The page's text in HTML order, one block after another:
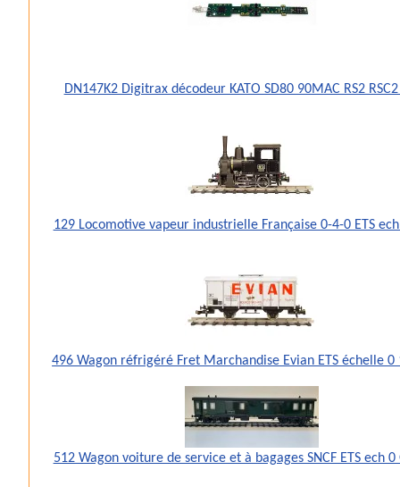
DN147K2 Digitrax décodeur KATO SD80 90MAC RS2 RSC2
129 Locomotive vapeur industrielle Française 0-4-0 ETS
496 Wagon réfrigéré Fret Marchandise Evian ETS échelle 0
512 Wagon voiture de service et à bagages SNCF ETS ech